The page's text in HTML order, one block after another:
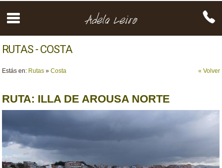
RUTAS - COSTA
« Volver
Estás en: Rutas »Costa
RUTA: ILLA DE AROUSA NORTE